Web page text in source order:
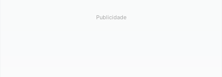
Publicidade